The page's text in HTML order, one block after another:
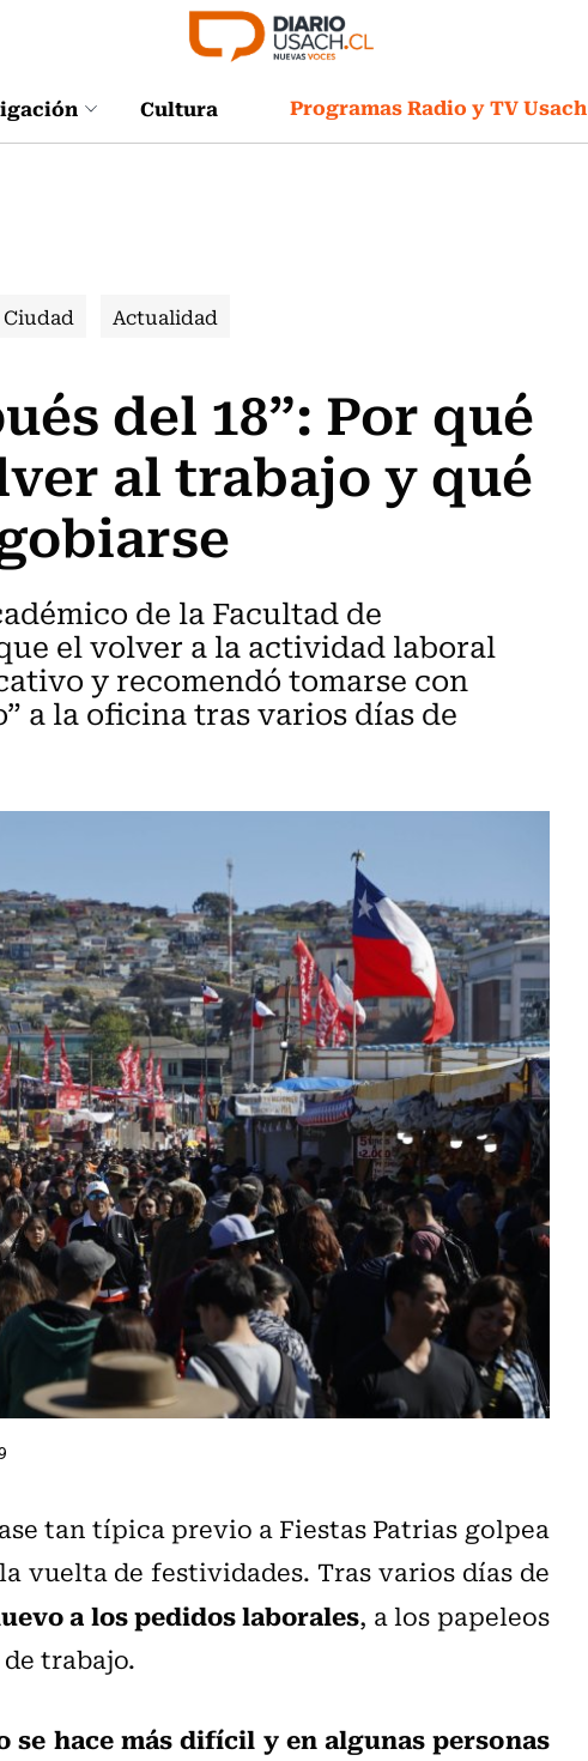
Cultura Programas Radio y TV Usach
Ciudad Actualidad
del 18”: Por qué
al trabajo y qué
de la Facultad de
el volver a la actividad laboral
y recomendó tomarse con
a la oficina tras varios días de
tan típica previo a Fiestas Patrias golpea
vuelta de festividades. Tras varios días de
a los pedidos laborales, a los papeleos
trabajo.
se hace más difícil y en algunas personas